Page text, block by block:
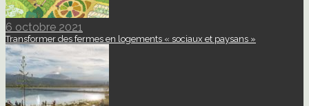
6 octobre 2021
Transformer des fermes en logements « sociaux et paysans »